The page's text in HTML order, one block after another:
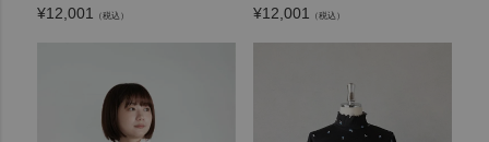
¥12,001 （税込）
¥12,001 （税込）